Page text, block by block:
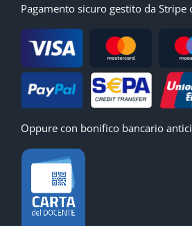
Pagamento sicuro gestito da Stripe
Oppure con bonifico bancario